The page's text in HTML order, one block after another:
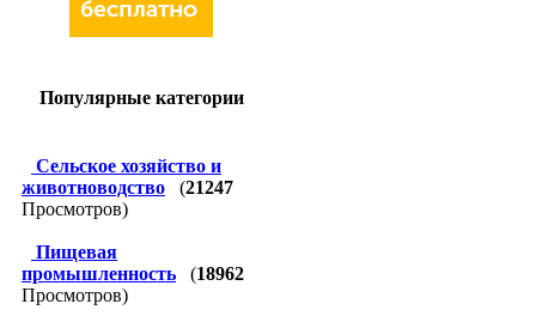
Популярные категории
Сельское хозяйство и
животноводство
(21247
Просмотров)
Пищевая
промышленность
(18962
Просмотров)